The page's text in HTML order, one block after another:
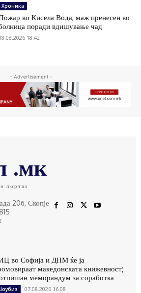
Хроника
во Кисела Вода, маж пренесен во
поради вдишување чад
18:42
- Advertisement -
.мк
портал
20б, Скопје
во Софија и ДПМ ќе ја
македонската книжевност;
меморандум за соработка
07.08.2026 16:08